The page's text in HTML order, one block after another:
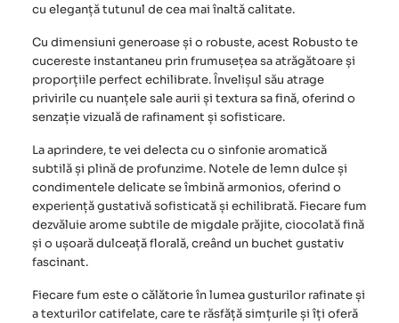
cu eleganță tutunul de cea mai înaltă calitate.
Cu dimensiuni generoase și o robuste, acest Robusto te
cucereste instantaneu prin frumusețea sa atrăgătoare și
proporțiile perfect echilibrate. Învelișul său atrage
privirile cu nuanțele sale aurii și textura sa fină, oferind o
senzație vizuală de rafinament și sofisticare.
La aprindere, te vei delecta cu o sinfonie aromatică
subtilă și plină de profunzime. Notele de lemn dulce și
condimentele delicate se îmbină armonios, oferind o
experiență gustativă sofisticată și echilibrată. Fiecare fum
dezvăluie arome subtile de migdale prăjite, ciocolată fină
și o ușoară dulceață florală, creând un buchet gustativ
fascinant.
Fiecare fum este o călătorie în lumea gusturilor rafinate și
a texturilor catifelate, care te răsfăță simțurile și îți oferă